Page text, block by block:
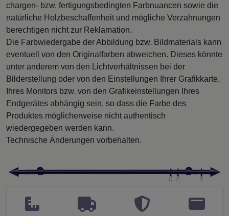
chargen- bzw. fertigungsbedingten Farbnuancen sowie die
natürliche Holzbeschaffenheit und mögliche Verzahnungen
berechtigen nicht zur Reklamation.
Die Farbwiedergabe der Abbildung bzw. Bildmaterials kann
eventuell von den Originalfarben abweichen. Dieses könnte
unter anderem von den Lichtverhältnissen bei der
Bilderstellung oder von den Einstellungen Ihrer Grafikkarte,
Ihres Monitors bzw. von den Grafikeinstellungen Ihres
Endgerätes abhängig sein, so dass die Farbe des
Produktes möglicherweise nicht authentisch
wiedergegeben werden kann.
Technische Änderungen vorbehalten.